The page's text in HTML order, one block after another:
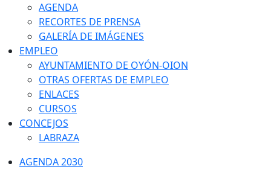
AGENDA
RECORTES DE PRENSA
GALERÍA DE IMÁGENES
EMPLEO
AYUNTAMIENTO DE OYÓN-OION
OTRAS OFERTAS DE EMPLEO
ENLACES
CURSOS
CONCEJOS
LABRAZA
AGENDA 2030